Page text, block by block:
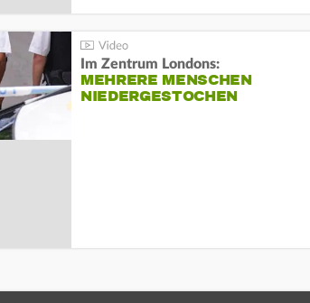
Im Zentrum Londons:
MEHRERE MENSCHEN
NIEDERGESTOCHEN